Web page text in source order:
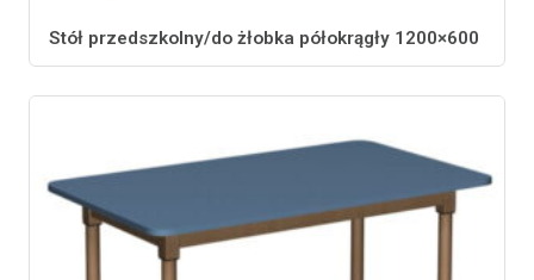
Stół przedszkolny/do żłobka półokrągły 1200×600